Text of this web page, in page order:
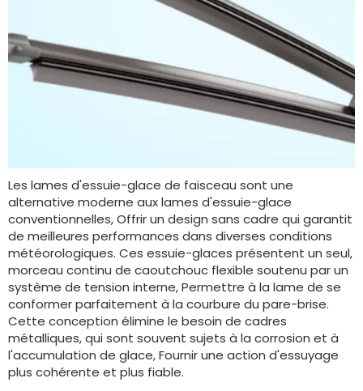
Les lames d'essuie-glace de faisceau sont une
alternative moderne aux lames d'essuie-glace
conventionnelles, Offrir un design sans cadre qui garantit
de meilleures performances dans diverses conditions
météorologiques. Ces essuie-glaces présentent un seul,
morceau continu de caoutchouc flexible soutenu par un
système de tension interne, Permettre à la lame de se
conformer parfaitement à la courbure du pare-brise.
Cette conception élimine le besoin de cadres
métalliques, qui sont souvent sujets à la corrosion et à
l'accumulation de glace, Fournir une action d'essuyage
plus cohérente et plus fiable.